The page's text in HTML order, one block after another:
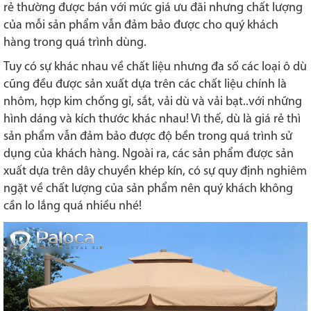
rẻ thường được bán với mức giá ưu đãi nhưng chất lượng
của mỗi sản phẩm vẫn đảm bảo được cho quý khách
hàng trong quá trình dùng.
Tuy có sự khác nhau về chất liệu nhưng đa số các loại ô dù
cũng đều được sản xuất dựa trên các chất liệu chính là
nhôm, hợp kim chống gỉ, sắt, vải dù và vải bạt..với những
hình dáng và kích thước khác nhau! Vì thế, dù là giá rẻ thì
sản phẩm vẫn đảm bảo được độ bền trong quá trình sử
dụng của khách hàng. Ngoài ra, các sản phẩm được sản
xuất dựa trên dây chuyền khép kín, có sự quy định nghiêm
ngặt về chất lượng của sản phẩm nên quý khách không
cần lo lắng quá nhiều nhé!